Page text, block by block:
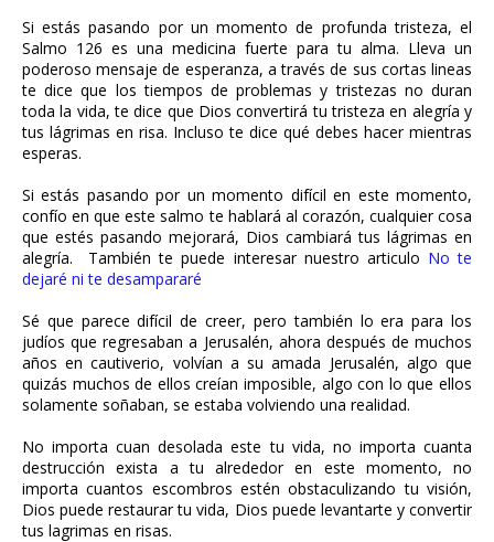
Si estás pasando por un momento de profunda tristeza, el
Salmo 126 es una medicina fuerte para tu alma. Lleva un
poderoso mensaje de esperanza, a través de sus cortas lineas
te dice que los tiempos de problemas y tristezas no duran
toda la vida, te dice que Dios convertirá tu tristeza en alegría y
tus lágrimas en risa. Incluso te dice qué debes hacer mientras
esperas.
Si estás pasando por un momento difícil en este momento,
confío en que este salmo te hablará al corazón, cualquier cosa
que estés pasando mejorará, Dios cambiará tus lágrimas en
alegría. También te puede interesar nuestro articulo No te
dejaré ni te desampararé
Sé que parece difícil de creer, pero también lo era para los
judíos que regresaban a Jerusalén, ahora después de muchos
años en cautiverio, volvían a su amada Jerusalén, algo que
quizás muchos de ellos creían imposible, algo con lo que ellos
solamente soñaban, se estaba volviendo una realidad.
No importa cuan desolada este tu vida, no importa cuanta
destrucción exista a tu alrededor en este momento, no
importa cuantos escombros estén obstaculizando tu visión,
Dios puede restaurar tu vida, Dios puede levantarte y convertir
tus lagrimas en risas.